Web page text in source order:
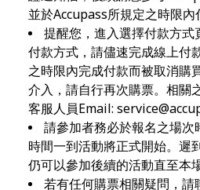
並於Accupass所規定之時限內
提醒您，進入選擇付款方
付款方式，請儘速完成線上付
之時限內完成付款而被取消購
介入，請自行再次購票。相關
客服人員Email:
請參加者務必於報名之場
時間一到活動將正式開始。遲
仍可以參加後續的活動直至本
若有任何購票相關疑問，請